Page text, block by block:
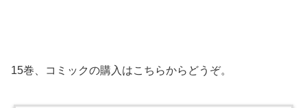
15巻、コミックの購入はこちらからどうぞ。